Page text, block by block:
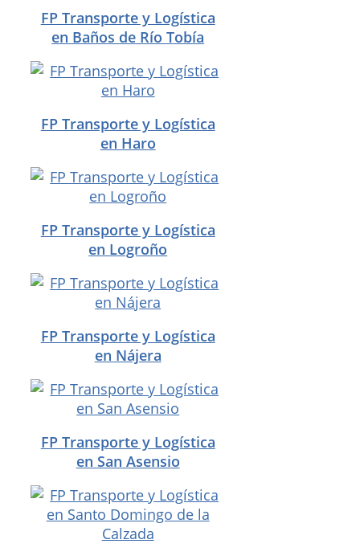
FP Transporte y Logística
en Baños de Río Tobía
FP Transporte y Logística
en Haro
FP Transporte y Logística
en Logroño
FP Transporte y Logística
en Nájera
FP Transporte y Logística
en San Asensio